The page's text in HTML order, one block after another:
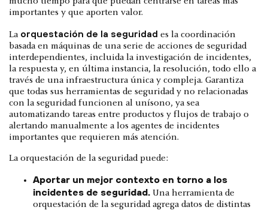
importantes y que aporten valor.
La orquestación de la seguridad es la coordinación
basada en máquinas de una serie de acciones de seguridad
interdependientes, incluida la investigación de incidentes,
la respuesta y, en última instancia, la resolución, todo ello a
través de una infraestructura única y compleja. Garantiza
que todas sus herramientas de seguridad y no relacionadas
con la seguridad funcionen al unísono, ya sea
automatizando tareas entre productos y flujos de trabajo o
alertando manualmente a los agentes de incidentes
importantes que requieren más atención.
La orquestación de la seguridad puede:
Aportar un mejor contexto en torno a los
incidentes de seguridad. Una herramienta de
orquestación de la seguridad agrega datos de distintas